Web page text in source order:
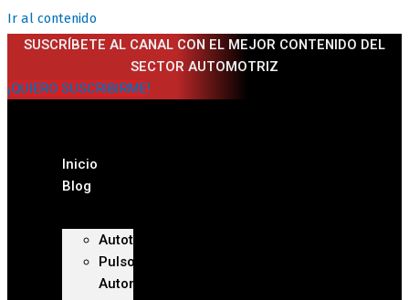
Ir al contenido
SUSCRÍBETE AL CANAL CON EL MEJOR CONTENIDO DEL
SECTOR AUTOMOTRIZ
¡QUIERO SUSCRIBIRME!
Inicio
Blog
Autoteca
Pulso
Automotriz